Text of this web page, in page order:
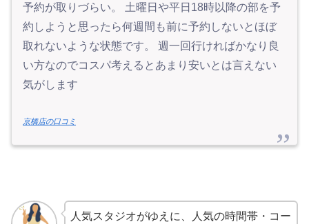
予約が取りづらい。 土曜日や平日18時以降の部を予
約しようと思ったら何週間も前に予約しないとほぼ
取れないような状態です。 週一回行ければかなり良
い方なのでコスパ考えるとあまり安いとは言えない
気がします
京橋店の口コミ
人気スタジオがゆえに、人気の時間帯・コー